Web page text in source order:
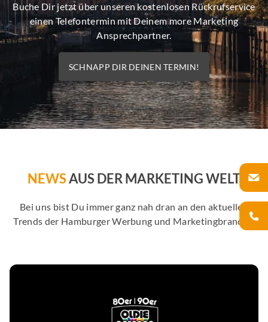
Buche Dir jetzt über unseren kostenlosen Rückrufservice
einen Telefontermin mit Deinem more Marketing
Ansprechpartner.
SCHNAPP DIR DEINEN TERMIN!
NEWSAUS DER MARKETING WELT
Bei uns bist Du immer ganz nah dran an den aktuellen
Trends der Hamburger Werbung und Marketingbranche.